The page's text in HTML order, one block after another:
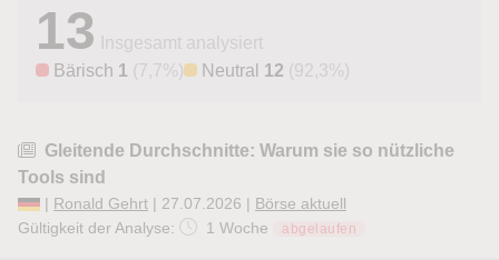
13
Insgesamt analysiert
Bärisch 1 (7,7%) Neutral 12 (92,3%)
Gleitende Durchschnitte: Warum sie so nützliche
Tools sind
| Ronald Gehrt | 27.07.2026 | Börse aktuell
Gültigkeit der Analyse:
1 Woche abgelaufen